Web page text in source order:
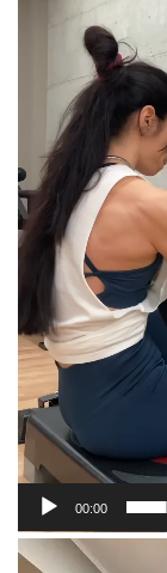
00:00